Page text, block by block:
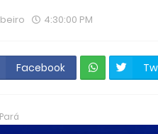
4:30:00 PM
Facebook